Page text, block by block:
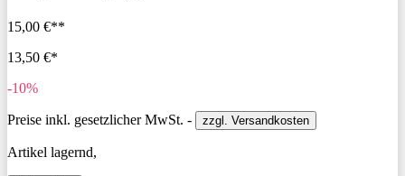
15,00 €**
13,50 €*
-10%
Preise inkl. gesetzlicher MwSt. - zzgl. Versandkosten
Artikel lagernd,